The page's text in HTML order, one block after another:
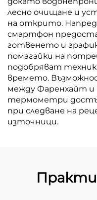
лесно очищане и
на открито.
смартфон
готвенето и
помагайки на
подобряват
времето.
между Фаренхайт и
термометри
при следване на
източници.